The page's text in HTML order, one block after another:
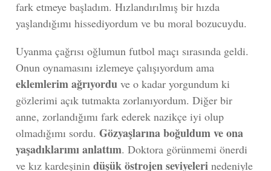
fark etmeye başladım. Hızlandırılmış bir hızda
yaşlandığımı hissediyordum ve bu moral bozucuydu.
Uyanma çağrısı oğlumun futbol maçı sırasında geldi.
Onun oynamasını izlemeye çalışıyordum ama
eklemlerim ağrıyordu ve o kadar yorgundum ki
gözlerimi açık tutmakta zorlanıyordum. Diğer bir
anne, zorlandığımı fark ederek nazikçe iyi olup
olmadığımı sordu. Gözyaşlarına boğuldum ve ona
yaşadıklarımı anlattım. Doktora görünmemi önerdi
ve kız kardeşinin düşük östrojen seviyeleri nedeniyle